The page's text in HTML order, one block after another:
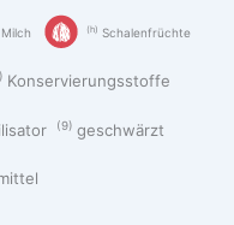
Milch h Schalenfrüchte
Konservierungsstoffe
9 geschwärzt